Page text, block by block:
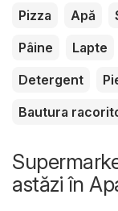
Pizza Apă
Pâine
Lapte
Detergent
Bautura
astăzi în